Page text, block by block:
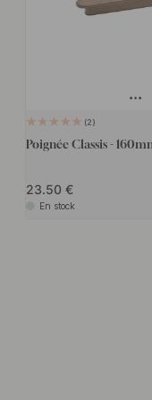
2
Poignée Classis -
23.50
En stock